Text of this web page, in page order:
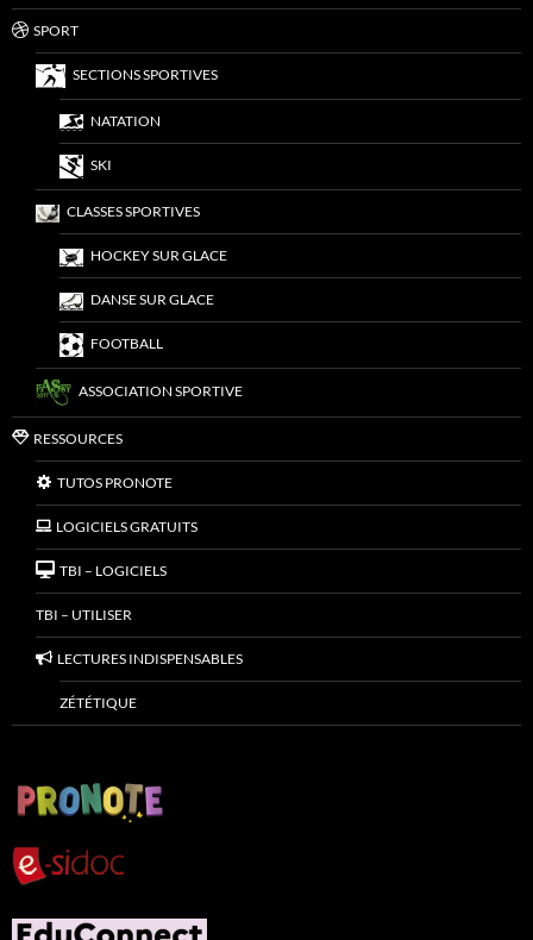
SPORT
SECTIONS SPORTIVES
NATATION
SKI
CLASSES SPORTIVES
HOCKEY SUR GLACE
DANSE SUR GLACE
FOOTBALL
ASSOCIATION SPORTIVE
RESSOURCES
TUTOS PRONOTE
LOGICIELS GRATUITS
TBI – LOGICIELS
TBI – UTILISER
LECTURES INDISPENSABLES
ZÉTÉTIQUE